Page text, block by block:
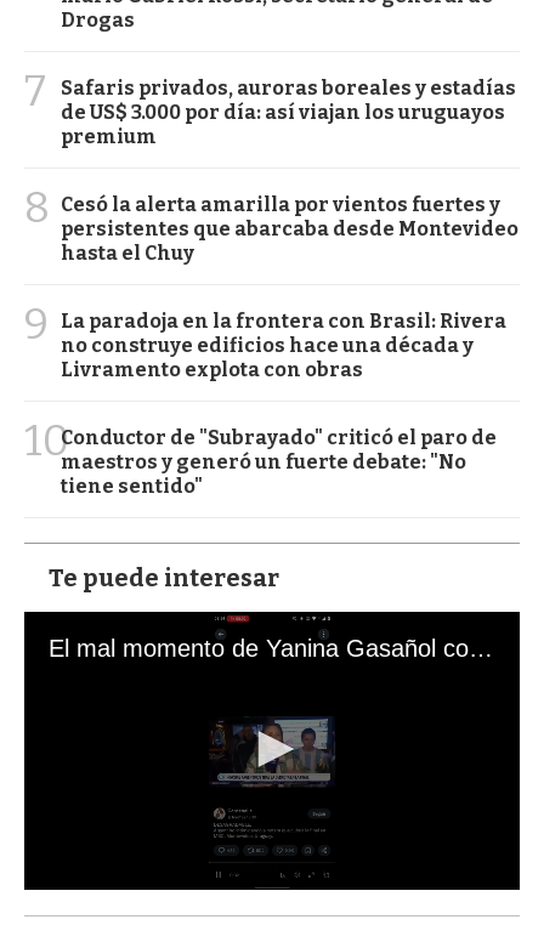
Drogas
7
Safaris privados, auroras boreales y estadías
de US$ 3.000 por día: así viajan los uruguayos
premium
8
Cesó la alerta amarilla por vientos fuertes y
persistentes que abarcaba desde Montevideo
hasta el Chuy
9
La paradoja en la frontera con Brasil: Rivera
no construye edificios hace una década y
Livramento explota con obras
10Conductor de "Subrayado" criticó el paro de
maestros y generó un fuerte debate: "No
tiene sentido"
Te puede interesar
El mal momento de Yanina Gasañol con un hincha argentino en "Subrayado"
s